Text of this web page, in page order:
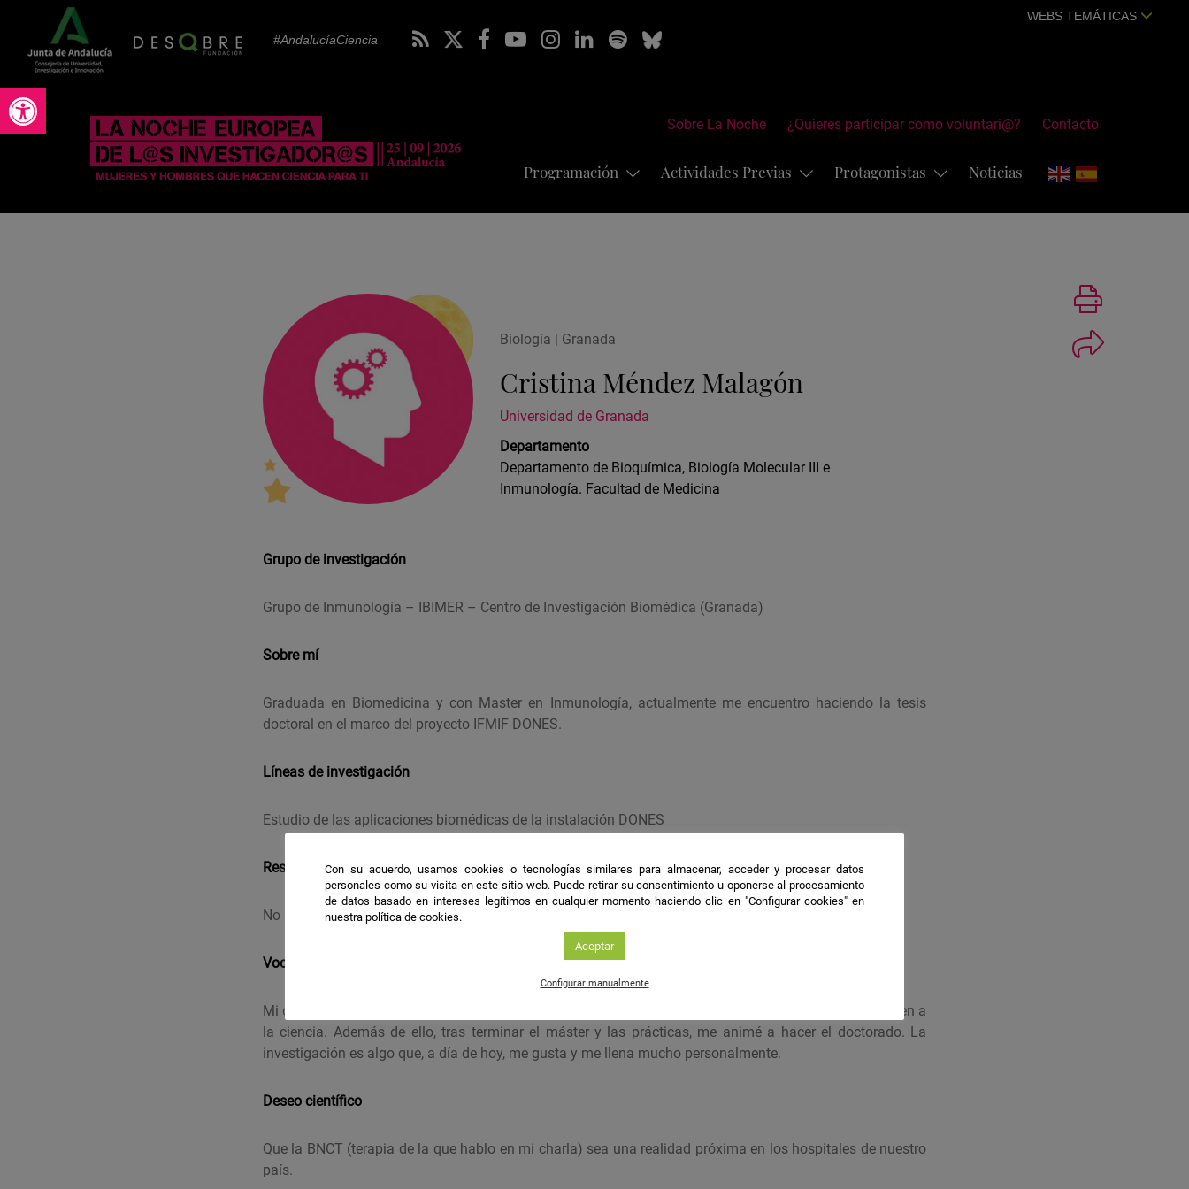
Abrir barra de herramientas
#AndalucíaCiencia
WEBS TEMÁTICAS
Sobre La Noche ¿Quieres participar como voluntari@? Contacto
Programación Actividades Previas Protagonistas Noticias
Biología | Granada
Cristina Méndez Malagón
Universidad de Granada
Departamento
Departamento de Bioquímica, Biología Molecular III e
Inmunología. Facultad de Medicina
Grupo de investigación
Grupo de Inmunología – IBIMER – Centro de Investigación Biomédica (Granada)
Sobre mí
Graduada en Biomedicina y con Master en Inmunología, actualmente me encuentro haciendo la tesis
doctoral en el marco del proyecto IFMIF-DONES.
Líneas de investigación
Estudio de las aplicaciones biomédicas de la instalación DONES
Resultados destacables
No sabemos como interaccionan los neutrones rápidos con nuestro organismo
Vocación
Mi carrera, Biomedicina Básica y Experimental está enfocada a formar a investigadores que se dediquen a
la ciencia. Además de ello, tras terminar el máster y las prácticas, me animé a hacer el doctorado. La
investigación es algo que, a día de hoy, me gusta y me llena mucho personalmente.
Deseo científico
Que la BNCT (terapia de la que hablo en mi charla) sea una realidad próxima en los hospitales de nuestro
país.
Con su acuerdo, usamos cookies o tecnologías similares para almacenar, acceder y procesar datos
personales como su visita en este sitio web. Puede retirar su consentimiento u oponerse al procesamiento
de datos basado en intereses legítimos en cualquier momento haciendo clic en "Configurar cookies" en
nuestra política de cookies.
Aceptar
Configurar manualmente